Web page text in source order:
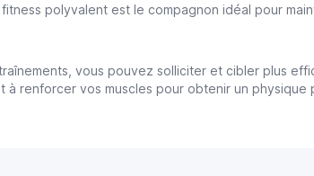
polyvalent est le compagnon idéal pour
vous pouvez solliciter et cibler plus
à renforcer vos muscles pour obtenir un physique